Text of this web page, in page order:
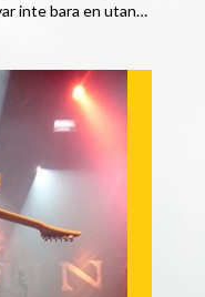
inte bara en utan…